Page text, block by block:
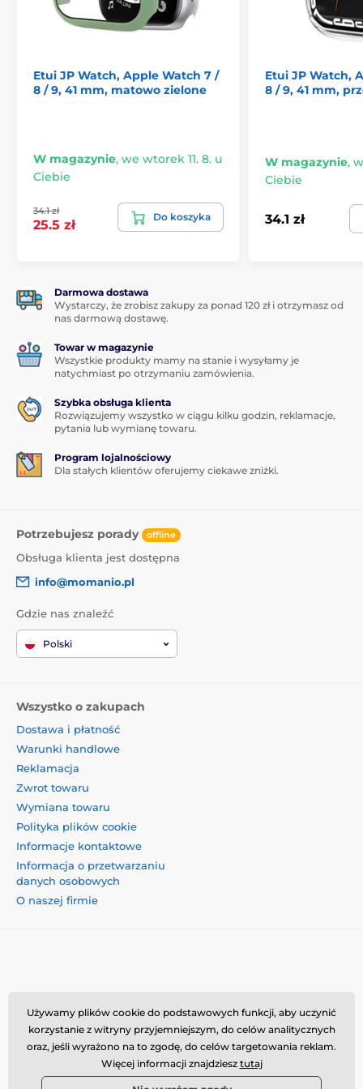
Etui JP Watch, Apple Watch 7 /
8 / 9, 41 mm, matowo zielone
W magazynie, we wtorek 11. 8. u
Ciebie
34.1 zł
25.5 zł
Do koszyka
Etui JP Watch,
8 / 9, 41 mm,
W magazynie,
Ciebie
34.1 zł
Darmowa dostawa
Wystarczy, że zrobisz zakupy za ponad 120 zł i otrzymasz od
nas darmową dostawę.
Towar w magazynie
Wszystkie produkty mamy na stanie i wysyłamy je
natychmiast po otrzymaniu zamówienia.
Szybka obsługa klienta
Rozwiązujemy wszystko w ciągu kilku godzin, reklamacje,
pytania lub wymianę towaru.
Program lojalnościowy
Dla stałych klientów oferujemy ciekawe zniżki.
Potrzebujesz porady offline
Obsługa klienta jest dostępna
info@momanio.pl
Gdzie nas znaleźć
Polski
Wszystko o zakupach
Dostawa i płatność
Warunki handlowe
Reklamacja
Zwrot towaru
Wymiana towaru
Polityka plików cookie
Informacje kontaktowe
Informacja o przetwarzaniu
danych osobowych
O naszej firmie
Momanio s.r.o., Okružní 361/14, 74718, Píšť, Czechy,
VAT: CZ09604707, info@momanio.pl
Używamy plików cookie do podstawowych funkcji, aby uczynić
korzystanie z witryny przyjemniejszym, do celów analitycznych
oraz, jeśli wyrażono na to zgodę, do celów targetowania reklam.
Więcej informacji znajdziesz tutaj